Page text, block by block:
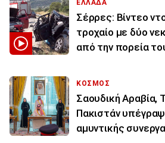
ΕΛΛΑΔΑ
Σέρρες: Βίντεο
τροχαίο με δύο
από την πορεία
ΚΟΣΜΟΣ
Σαουδική Αραβία,
Πακιστάν
αμυντικής